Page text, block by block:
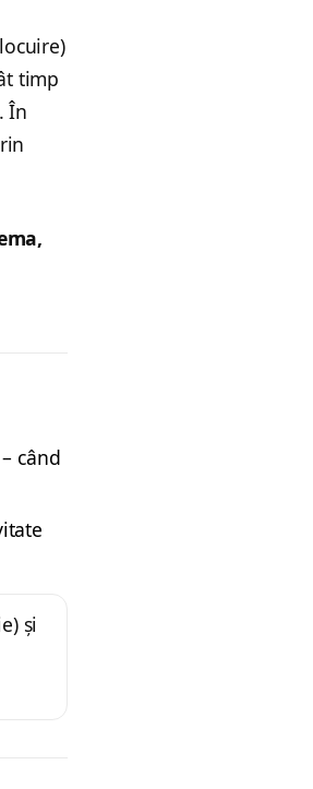
timp
În
când
și